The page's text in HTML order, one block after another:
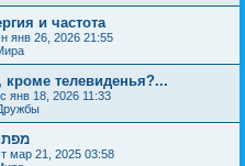
и частота
янв 26, 2026 21:55
телевиденья?...
янв 18, 2026 11:33
мар 21, 2025 03:58